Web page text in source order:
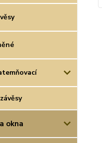
okna